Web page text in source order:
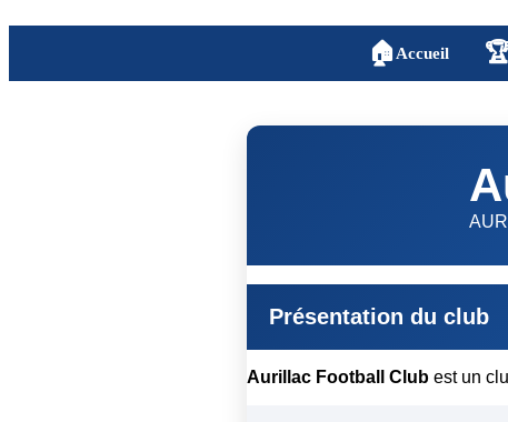
🏠 Accueil
Présentation du club
Aurillac Football Club est un